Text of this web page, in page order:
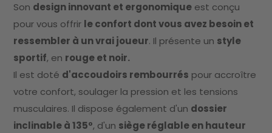
Son design innovant et ergonomique est conçu
pour vous offrir le confort dont vous avez besoin et
ressembler à un vrai joueur. Il présente un style
sportif, en rouge et noir.
Il est doté d'accoudoirs rembourrés pour accroître
votre confort, soulager la pression et les tensions
musculaires. Il dispose également d'un dossier
inclinable à 135º, d'un siège réglable en hauteur